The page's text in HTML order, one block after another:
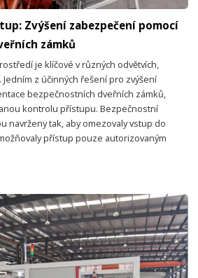
Zvýšení zabezpečení pomocí
zámků
je klíčové v různých odvětvích,
z účinných řešení pro zvýšení
bezpečnostních dveřních zámků,
kontrolu přístupu. Bezpečnostní
navrženy tak, aby omezovaly vstup do
přístup pouze autorizovaným